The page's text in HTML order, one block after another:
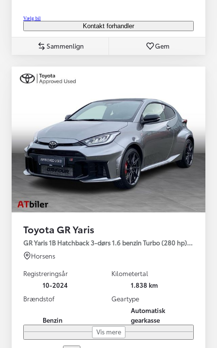
Vælg bil
Kontakt forhandler
Sammenlign Gem
Toyota GR Yaris
GR Yaris 1B Hatchback 3-dørs 1.6 benzin Turbo (280 hp) Aut.
Horsens
Registreringsår
10-2024
Kilometertal
1.838 km
Brændstof
Benzin
Geartype
Automatisk
gearkasse
Vis mere